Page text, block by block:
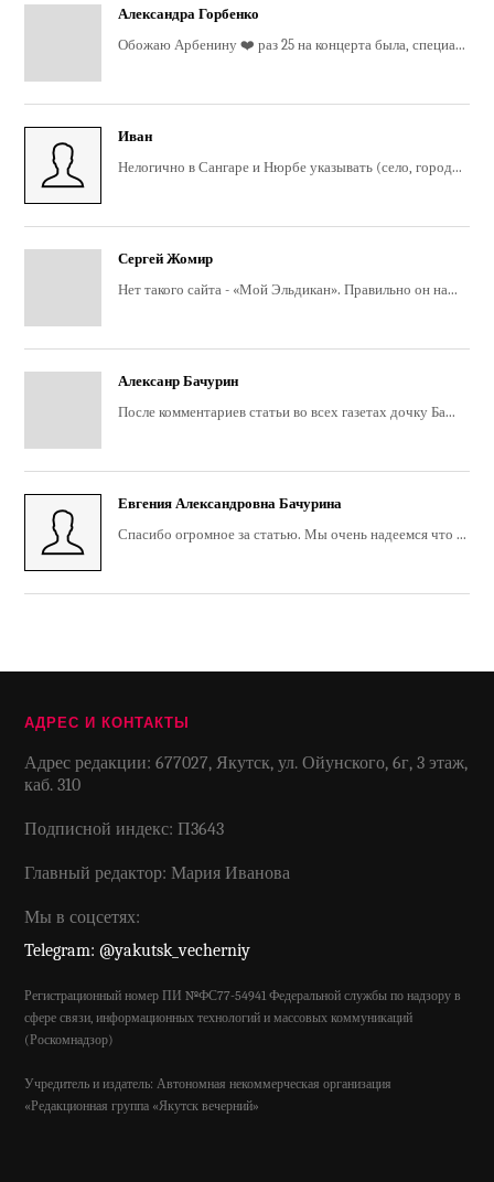
Александра Горбенко
Обожаю Арбенину ❤️ раз 25 на концерта была, специа...
Иван
Нелогично в Сангаре и Нюрбе указывать (село, город...
Сергей Жомир
Нет такого сайта - «Мой Эльдикан». Правильно он на...
Алексанр Бачурин
После комментариев статьи во всех газетах дочку Ба...
Евгения Александровна Бачурина
Спасибо огромное за статью. Мы очень надеемся что ...
АДРЕС И КОНТАКТЫ
Адрес редакции: 677027, Якутск, ул. Ойунского, 6г, 3 этаж,
каб. 310
Подписной индекс: П3643
Главный редактор: Мария Иванова
Мы в соцсетях:
Telegram: @yakutsk_vecherniy
Регистрационный номер ПИ №ФС77-54941 Федеральной службы по надзору в
сфере связи, информационных технологий и массовых коммуникаций
(Роскомнадзор)
Учредитель и издатель: Автономная некоммерческая организация
«Редакционная группа «Якутск вечерний»